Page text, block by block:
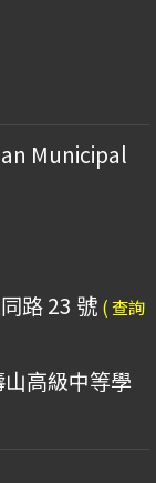
Municipal
路 23 號 ( 查詢
高級中等學